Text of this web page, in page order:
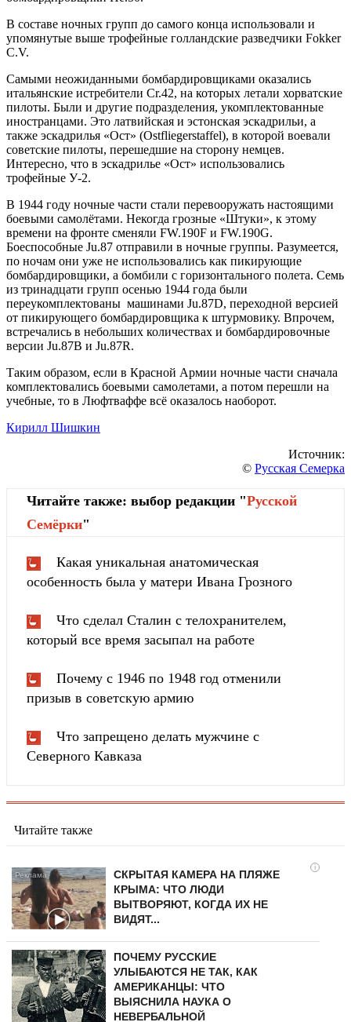
В составе ночных групп до самого конца использовали и
упомянутые выше трофейные голландские разведчики Fokker
C.V.
Самыми неожиданными бомбардировщиками оказались
итальянские истребители Cr.42, на которых летали хорватские
пилоты. Были и другие подразделения, укомплектованные
иностранцами. Это латвийская и эстонская эскадрильи, а
также эскадрилья «Ост» (Ostfliegerstaffel), в которой воевали
советские пилоты, перешедшие на сторону немцев.
Интересно, что в эскадрилье «Ост» использовались
трофейные У-2.
В 1944 году ночные части стали перевооружать настоящими
боевыми самолётами. Некогда грозные «Штуки», к этому
времени на фронте сменяли FW.190F и FW.190G.
Боеспособные Ju.87 отправили в ночные группы. Разумеется,
по ночам они уже не использовались как пикирующие
бомбардировщики, а бомбили с горизонтального полета. Семь
из тринадцати групп осенью 1944 года были
переукомплектованы машинами Ju.87D, переходной версией
от пикирующего бомбардировщика к штурмовику. Впрочем,
встречались в небольших количествах и бомбардировочные
версии Ju.87B и Ju.87R.
Таким образом, если в Красной Армии ночные части сначала
комплектовались боевыми самолетами, а потом перешли на
учебные, то в Люфтваффе всё оказалось наоборот.
Кирилл Шишкин
Источник:
© Русская Семерка
Читайте также: выбор редакции "Русской
Cемёрки"
Какая уникальная анатомическая
особенность была у матери Ивана Грозного
Что сделал Сталин с телохранителем,
который все время засыпал на работе
Почему с 1946 по 1948 год отменили
призыв в советскую армию
Что запрещено делать мужчине с
Северного Кавказа
Читайте также
i
СКРЫТАЯ КАМЕРА НА ПЛЯЖЕ
КРЫМА: ЧТО ЛЮДИ
ВЫТВОРЯЮТ, КОГДА ИХ НЕ
ВИДЯТ...
ПОЧЕМУ РУССКИЕ
УЛЫБАЮТСЯ НЕ ТАК, КАК
АМЕРИКАНЦЫ: ЧТО
ВЫЯСНИЛА НАУКА О
НЕВЕРБАЛЬНОЙ